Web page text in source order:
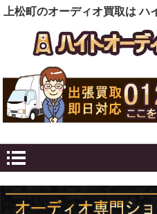
上松町のオーディオ買取は ハ